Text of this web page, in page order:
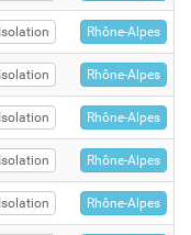
Isolation Rhône-Alpes
Isolation Rhône-Alpes
Isolation Rhône-Alpes
Isolation Rhône-Alpes
Isolation Rhône-Alpes